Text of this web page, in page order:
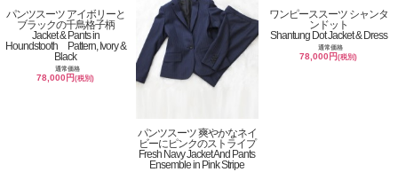
パンツスーツ アイボリーと
ブラックの千鳥格子柄
Jacket & Pants in
Houndstooth Pattern, Ivory &
Black
通常価格
78,000円(税別)
パンツスーツ 爽やかなネイ
ビーにピンクのストライプ
Fresh Navy Jacket And Pants
Ensemble in Pink Stripe
ワンピーススーツ シャンタ
ンドット
Shantung Dot Jacket & Dress
通常価格
78,000円(税別)